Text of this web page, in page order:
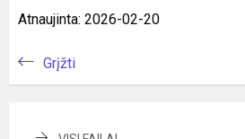
Atnaujinta: 2026-02-20
Grįžti